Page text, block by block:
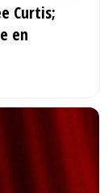
Curtis;
en